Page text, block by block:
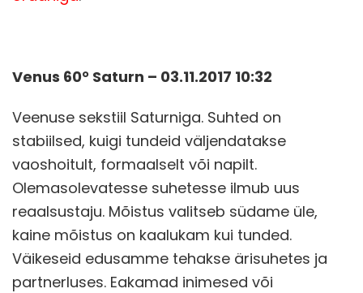
Venus 60° Saturn – 03.11.2017 10:32
Veenuse sekstiil Saturniga. Suhted on
stabiilsed, kuigi tundeid väljendatakse
vaoshoitult, formaalselt või napilt.
Olemasolevatesse suhetesse ilmub uus
reaalsustaju. Mõistus valitseb südame üle,
kaine mõistus on kaalukam kui tunded.
Väikeseid edusamme tehakse ärisuhetes ja
partnerluses. Eakamad inimesed või